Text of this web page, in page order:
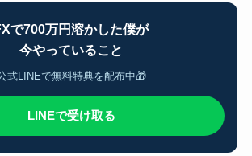
で700万円溶かした僕が
今やっていること
式LINEで無料特典を配布中🎁
LINEで受け取る